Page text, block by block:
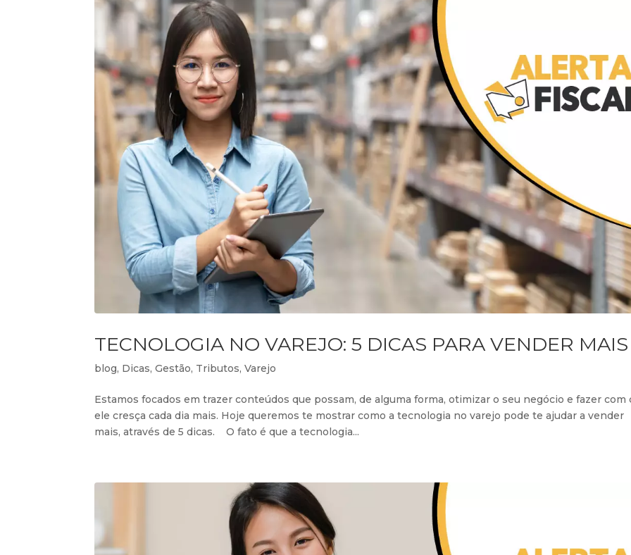
TECNOLOGIA NO VAREJO: 5 DICAS PARA VENDER MAIS
blog, Dicas,Gestão, Tributos,Varejo
Estamos focados em trazer conteúdos que possam, de alguma forma, otimizar o seu negócio e fazer com
ele cresça cada dia mais. Hoje queremos te mostrar como a tecnologia no varejo pode te ajudar a vender
mais, através de 5 dicas. O fato é que a tecnologia...